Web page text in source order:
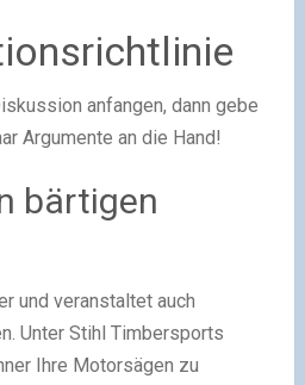
anfangen, dann gebe
Argumente an die Hand!
bärtigen
und veranstaltet auch
Unter Stihl Timbersports
Ihre Motorsägen zu